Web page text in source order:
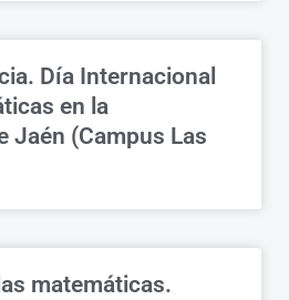
Día Internacional
en la
Jaén (Campus Las
matemáticas.